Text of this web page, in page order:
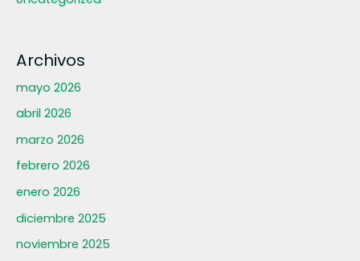
Archivos
mayo 2026
abril 2026
marzo 2026
febrero 2026
enero 2026
diciembre 2025
noviembre 2025